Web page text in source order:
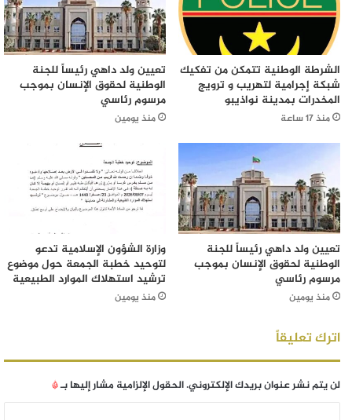
الشرطة الوطنية تتمكن من تفكيك
شبكة إجرامية لتهريب و ترويج
المخدرات بمدينة نواذيبو
منذ 17 ساعة
تعيين ولد داهي رئيساً للجنة
الوطنية لحقوق الإنسان بموجب
مرسوم رئاسي
منذ يومين
تعيين ولد داهي رئيساً للجنة
الوطنية لحقوق الإنسان بموجب
مرسوم رئاسي
منذ يومين
وزارة الشؤون الإسلامية تدعو
لتوحيد خطبة الجمعة حول موضوع
ترشيد استهلاك الموارد الطبيعية
منذ يومين
اترك تعليقاً
لن يتم نشر عنوان بريدك الإلكتروني.الحقول الإلزامية مشار إليها بـ*